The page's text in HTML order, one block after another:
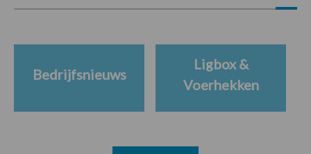
Bedrijfsnieuws
Ligbox &
Voerhekken